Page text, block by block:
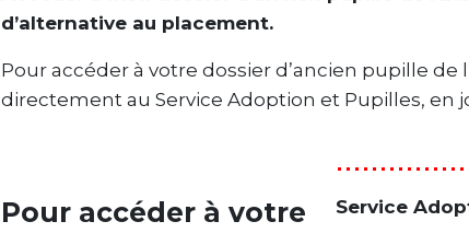
d’alternative au placement.
Pour accéder à votre dossier d’ancien pupille
directement au Service Adoption et Pupilles, en
Pour accéder à votre
Service